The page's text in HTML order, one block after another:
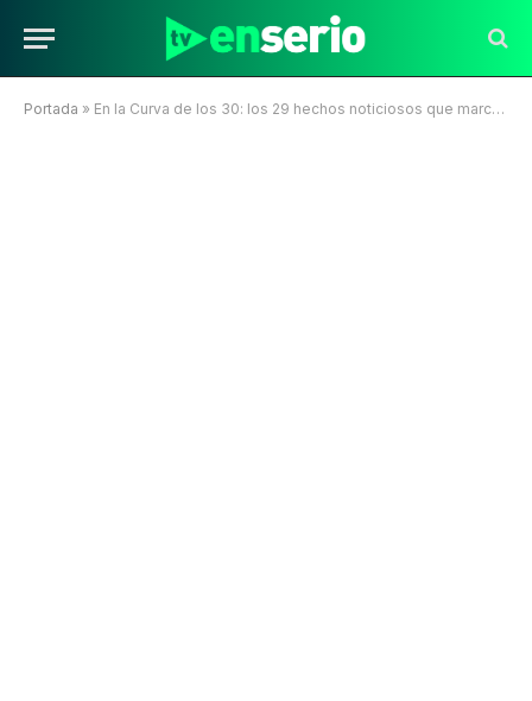
Portada » En la Curva de los 30: los 29 hechos noticiosos que marcaron a Chile y el Mundo